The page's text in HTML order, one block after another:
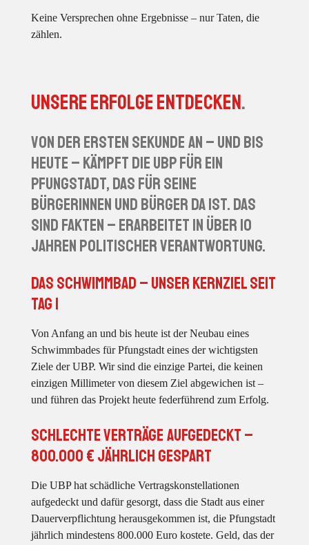
Keine Versprechen ohne Ergebnisse – nur Taten, die
zählen.
Unsere Erfolge entdecken.
Von der ersten Sekunde an – und bis
heute – kämpft die UBP für ein
Pfungstadt, das für seine
Bürgerinnen und Bürger da ist. Das
sind Fakten – erarbeitet in über 10
Jahren politischer Verantwortung.
Das Schwimmbad – unser Kernziel seit
Tag 1
Von Anfang an und bis heute ist der Neubau eines
Schwimmbades für Pfungstadt eines der wichtigsten
Ziele der UBP. Wir sind die einzige Partei, die keinen
einzigen Millimeter von diesem Ziel abgewichen ist –
und führen das Projekt heute federführend zum Erfolg.
Schlechte Verträge aufgedeckt –
800.000 € jährlich gespart
Die UBP hat schädliche Vertragskonstellationen
aufgedeckt und dafür gesorgt, dass die Stadt aus einer
Dauerverpflichtung herausgekommen ist, die Pfungstadt
jährlich mindestens 800.000 Euro kostete. Geld, das der